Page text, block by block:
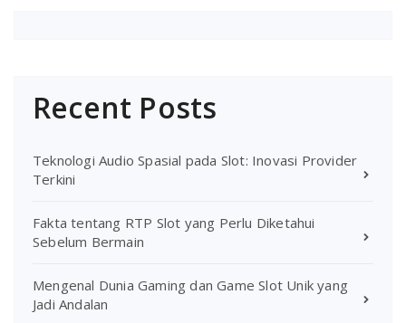
Recent Posts
Teknologi Audio Spasial pada Slot: Inovasi Provider
Terkini
Fakta tentang RTP Slot yang Perlu Diketahui
Sebelum Bermain
Mengenal Dunia Gaming dan Game Slot Unik yang
Jadi Andalan